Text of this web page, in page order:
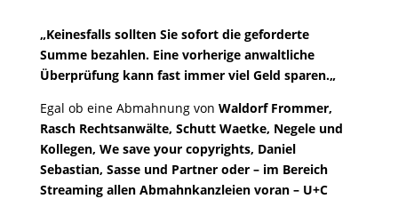
„Keinesfalls sollten Sie sofort die geforderte
Summe bezahlen. Eine vorherige anwaltliche
Überprüfung kann fast immer viel Geld sparen.„
Egal ob eine Abmahnung von Waldorf Frommer,
Rasch Rechtsanwälte, Schutt Waetke, Negele und
Kollegen, We save your copyrights, Daniel
Sebastian, Sasse und Partner oder – im Bereich
Streaming allen Abmahnkanzleien voran – U+C